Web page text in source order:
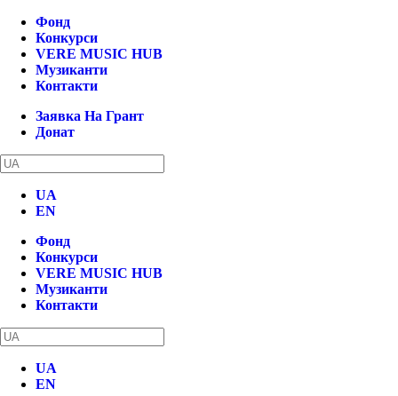
Фонд
Конкурси
VERE MUSIC HUB
Музиканти
Контакти
Заявка На Грант
Донат
UA
EN
Фонд
Конкурси
VERE MUSIC HUB
Музиканти
Контакти
UA
EN